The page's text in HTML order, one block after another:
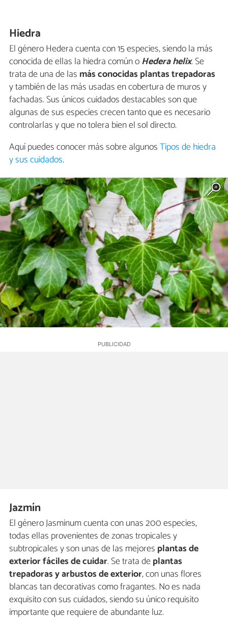
Hiedra
El género Hedera cuenta con 15 especies, siendo la más
conocida de ellas la hiedra común oHedera helix. Se
trata de una de las más conocidas plantas trepadoras
y también de las más usadas en cobertura de muros y
fachadas. Sus únicos cuidados destacables son que
algunas de sus especies crecen tanto que es necesario
controlarlas y que no tolera bien el sol directo.
Aquí puedes conocer más sobre algunosTipos de hiedra
y sus cuidados.
Jazmín
El género Jasminum cuenta con unas 200 especies,
todas ellas provenientes de zonas tropicales y
subtropicales y son unas de las mejores plantas de
exterior fáciles de cuidar. Se trata deplantas
trepadoras y arbustos de exterior, con unas flores
blancas tan decorativas como fragantes. No es nada
exquisito con sus cuidados, siendo su único requisito
importante que requiere de abundante luz.